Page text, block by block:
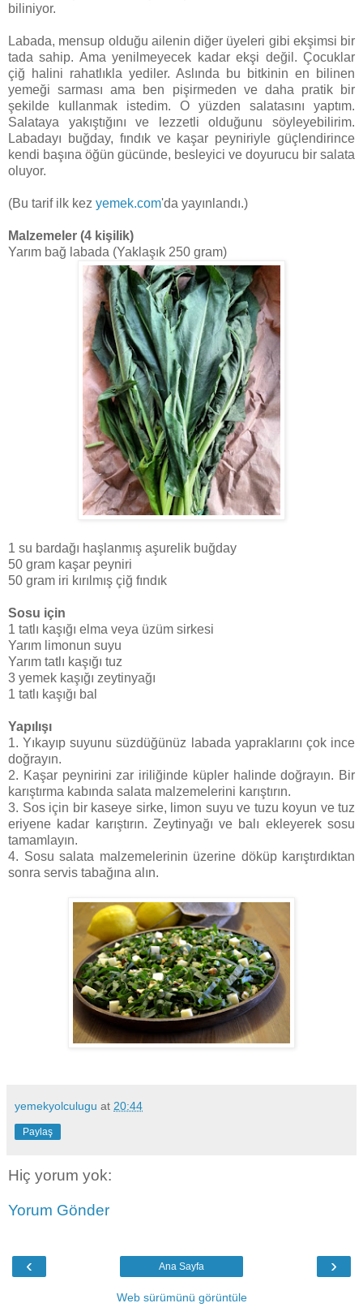
biliniyor.
Labada, mensup olduğu ailenin diğer üyeleri gibi ekşimsi bir
tada sahip. Ama yenilmeyecek kadar ekşi değil. Çocuklar
çiğ halini rahatlıkla yediler. Aslında bu bitkinin en bilinen
yemeği sarması ama ben pişirmeden ve daha pratik bir
şekilde kullanmak istedim. O yüzden salatasını yaptım.
Salataya yakıştığını ve lezzetli olduğunu söyleyebilirim.
Labadayı buğday, fındık ve kaşar peyniriyle güçlendirince
kendi başına öğün gücünde, besleyici ve doyurucu bir salata
oluyor.
(Bu tarif ilk kez yemek.com'da yayınlandı.)
Malzemeler (4 kişilik)
Yarım bağ labada (Yaklaşık 250 gram)
1 su bardağı haşlanmış aşurelik buğday
50 gram kaşar peyniri
50 gram iri kırılmış çiğ fındık
Sosu için
1 tatlı kaşığı elma veya üzüm sirkesi
Yarım limonun suyu
Yarım tatlı kaşığı tuz
3 yemek kaşığı zeytinyağı
1 tatlı kaşığı bal
Yapılışı
1. Yıkayıp suyunu süzdüğünüz labada yapraklarını çok ince
doğrayın.
2. Kaşar peynirini zar iriliğinde küpler halinde doğrayın. Bir
karıştırma kabında salata malzemelerini karıştırın.
3. Sos için bir kaseye sirke, limon suyu ve tuzu koyun ve tuz
eriyene kadar karıştırın. Zeytinyağı ve balı ekleyerek sosu
tamamlayın.
4. Sosu salata malzemelerinin üzerine döküp karıştırdıktan
sonra servis tabağına alın.
yemekyolculugu at 20:44
Paylaş
Hiç yorum yok:
Yorum Gönder
‹ ›
Ana Sayfa
Web sürümünü görüntüle